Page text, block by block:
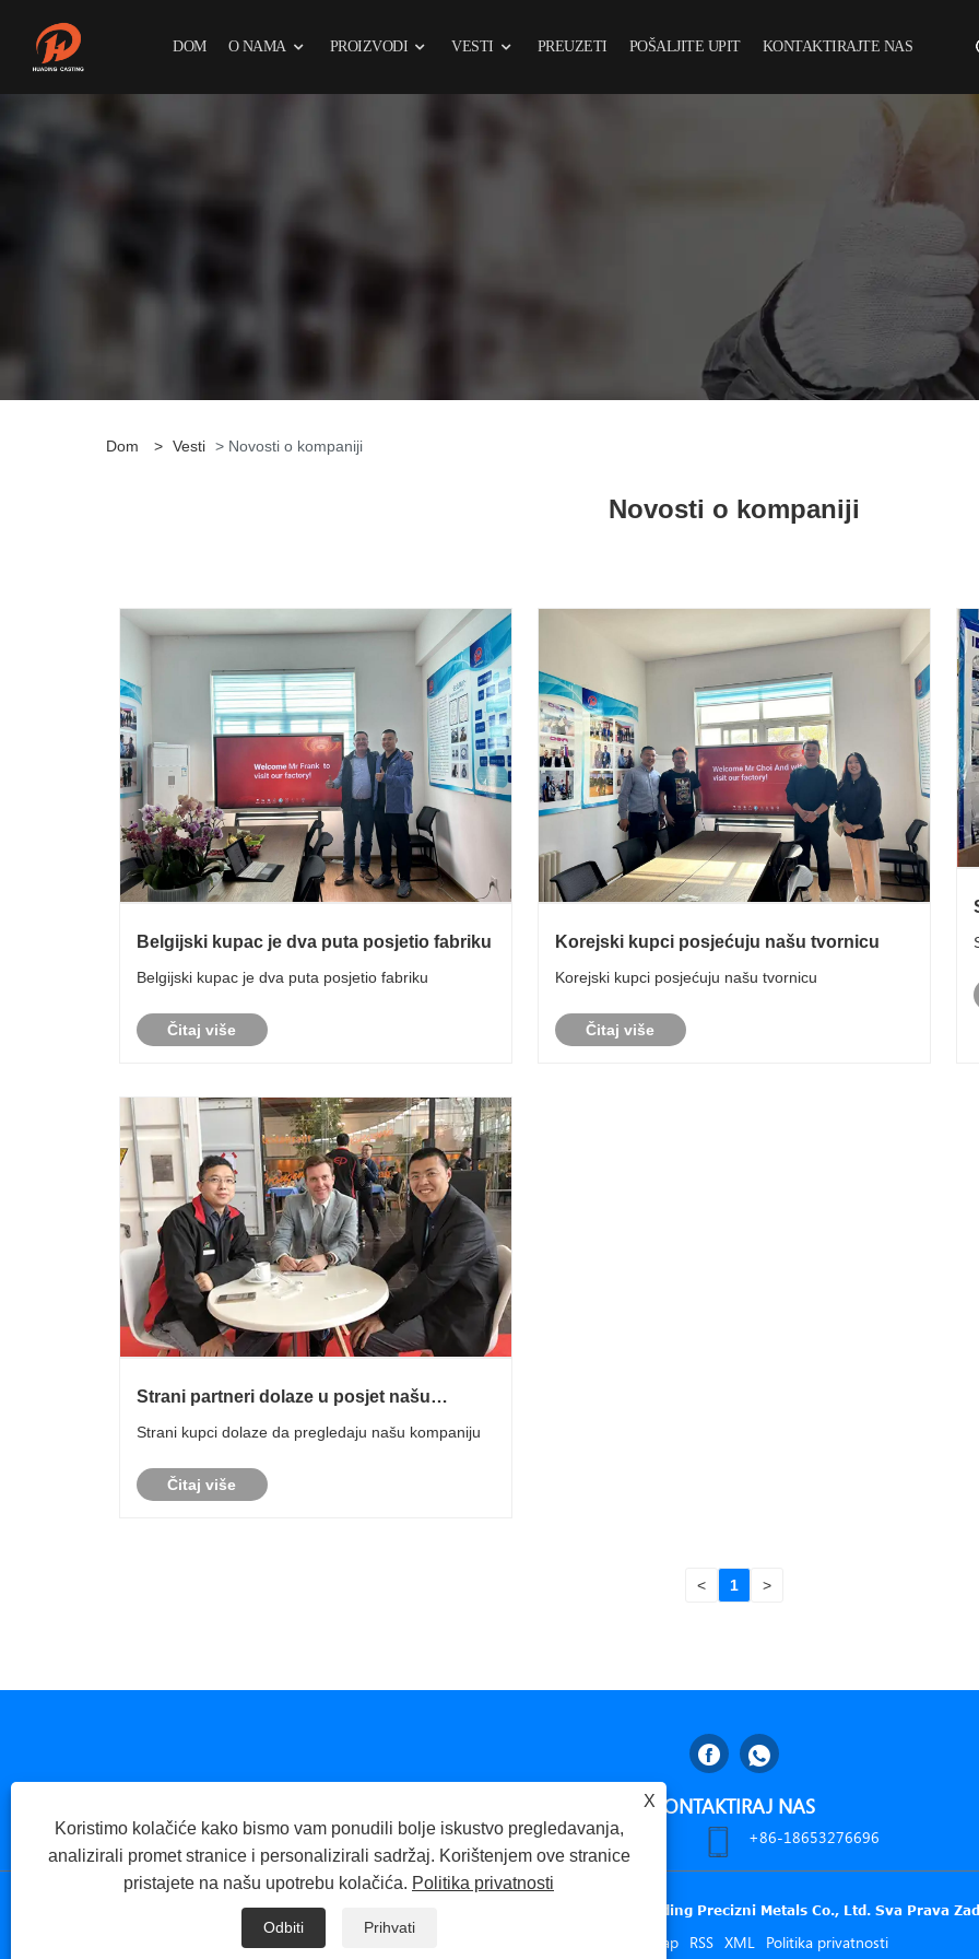
DOM O NAMA PROIZVODI VESTI PREUZETI POŠALJITE UPIT KONTAKTIRAJTE NAS
Dom > Vesti > Novosti o kompaniji
Novosti o kompaniji
Belgijski kupac je dva puta posjetio fabriku
Belgijski kupac je dva puta posjetio fabriku
Čitaj više
Korejski kupci posjećuju našu tvornicu
Korejski kupci posjećuju našu tvornicu
Čitaj više
Strani partneri dolaze u posjet našu
Strani kupci dolaze da pregledaju našu kompaniju
Čitaj više
< 1 >
KONTAKTIRAJ NAS
Gaomi, Weifang City, provincija Shandong, Kina +86-18653276696
Copyright © 2025 Gaomi Huading Precizni Metals Co., Ltd. Sva Prava
Sitemap RSS XML Politika privatnosti
X
Koristimo kolačiće kako bismo vam ponudili bolje iskustvo pregledavanja,
analizirali promet stranice i personalizirali sadržaj. Korištenjem ove stranice
pristajete na našu upotrebu kolačića. Politika privatnosti
Odbiti Prihvati